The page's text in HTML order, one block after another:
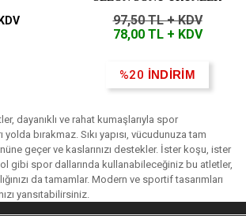
97,50 TL + KDV
78,00 TL + KDV
%20 İNDİRİM
dayanıklı ve rahat kumaşlarıyla spor
bırakmaz. Sıkı yapısı, vücudunuza tam
geçer ve kaslarınızı destekler. İster koşu, ister
gibi spor dallarında kullanabileceğiniz bu atletler,
da tamamlar. Modern ve sportif tasarımları
yansıtabilirsiniz.